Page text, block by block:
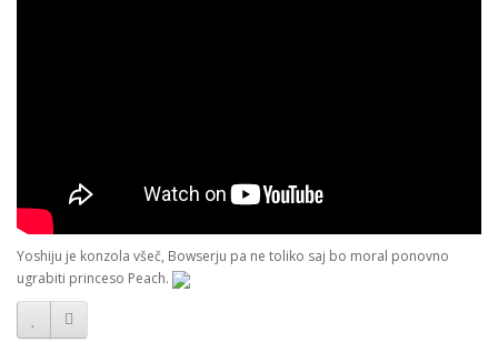
Yoshiju je konzola všeč, Bowserju pa ne toliko saj bo moral ponovno
ugrabiti princeso Peach.